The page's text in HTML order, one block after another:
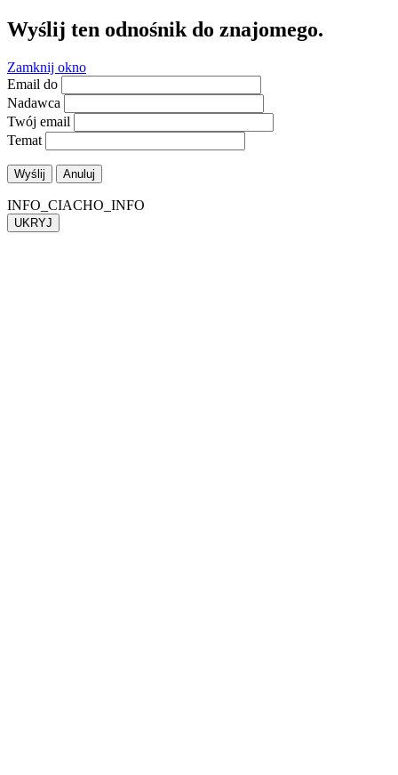
Wyślij ten odnośnik do znajomego.
Zamknij okno
Email do
Nadawca
Twój email
Temat
Wyślij Anuluj
INFO_CIACHO_INFO